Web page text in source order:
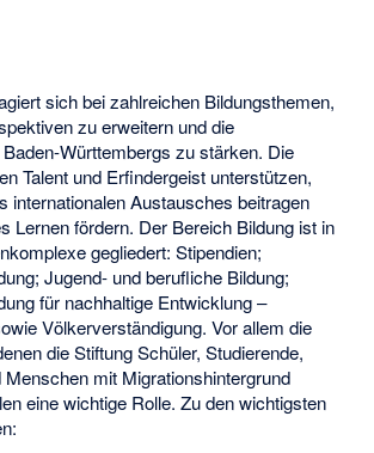
sich bei zahlreichen Bildungsthemen,
zu erweitern und die
Württembergs zu stärken. Die
Talent und Erfindergeist unterstützen,
internationalen Austausches beitragen
Lernen fördern. Der Bereich Bildung ist in
gegliedert: Stipendien;
Jugend- und berufliche Bildung;
für nachhaltige Entwicklung –
Völkerverständigung. Vor allem die
die Stiftung Schüler, Studierende,
Menschen mit Migrationshintergrund
eine wichtige Rolle. Zu den wichtigsten